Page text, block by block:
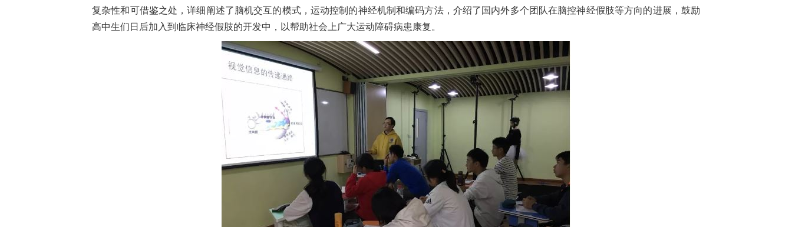
复杂性和可借鉴之处，详细阐述了脑机交互的模式， 运动控制的神经机制和编码方法，介绍了国内外多个团队在脑控神经假肢等方向的进展，鼓励
高中生们日后加入到临床神经假肢的开发中，以帮助社会上广大运动障碍病患康复。